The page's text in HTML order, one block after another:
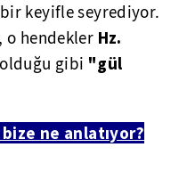
keyifle seyrediyor.
o hendekler Hz.
olduğu gibi "gül
ne anlatıyor?